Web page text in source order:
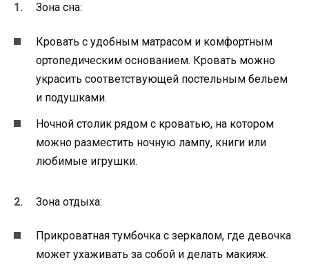
Зона сна:
Кровать с удобным матрасом и комфортным
ортопедическим основанием. Кровать можно
украсить соответствующей постельным бельем
и подушками.
Ночной столик рядом с кроватью, на котором
можно разместить ночную лампу, книги или
любимые игрушки.
Зона отдыха:
Прикроватная тумбочка с зеркалом, где девочка
может ухаживать за собой и делать макияж.